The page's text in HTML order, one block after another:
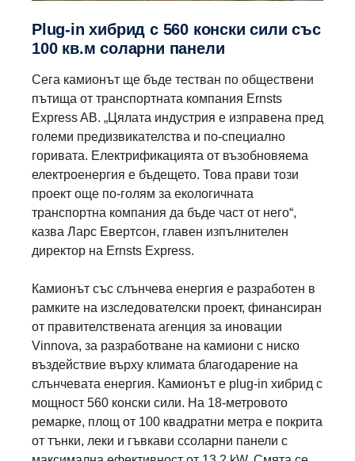
Plug-in хибрид с 560 конски сили със
100 кв.м соларни панели
Сега камионът ще бъде тестван по обществени
пътища от транспортната компания Ernsts
Express AB. „Цялата индустрия е изправена пред
големи предизвикателства и по-специално
горивата. Електрификацията от възобновяема
електроенергия е бъдещето. Това прави този
проект още по-голям за екологичната
транспортна компания да бъде част от него“,
казва Ларс Евертсон, главен изпълнителен
директор на Ernsts Express.
Камионът със слънчева енергия е разработен в
рамките на изследователски проект, финансиран
от правителствената агенция за иновации
Vinnova, за разработване на камиони с ниско
въздействие върху климата благодарение на
слънчевата енергия. Камионът е plug-in хибрид с
мощност 560 конски сили. На 18-метровото
ремарке, площ от 100 квадратни метра е покрита
от тънки, леки и гъвкави ссоларни панели с